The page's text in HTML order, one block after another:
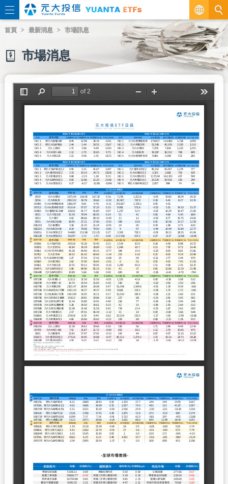
繁
EN
首頁 最新消息 市場訊息
市場消息